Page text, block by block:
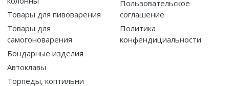
Товары для пивоварения
Товары для
самогоноварения
Бондарные изделия
Автоклавы
Торпеды, коптильни
Пользовательское
соглашение
Политика
конфендициальности